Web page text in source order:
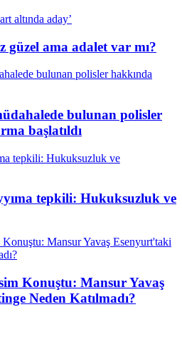
güzel ama adalet var mı?
bulunan polisler
başlatıldı
tepkili: Hukuksuzluk ve
Konuştu: Mansur Yavaş
Neden Katılmadı?